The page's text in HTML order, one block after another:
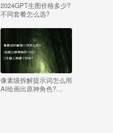
2024GPT生图价格多少?
不同套餐怎么选?
像素级拆解提示词怎么用
AI绘画出原神角色?